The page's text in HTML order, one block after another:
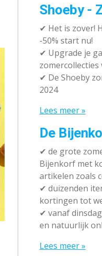
Shoeby -
✔ Het is zover!
-50% start nu!
✔ Upgrade je
✔ De Shoeby
2024
Lees meer »
De
✔ de grote
Bijenkorf met
artikelen zoals
✔ duizenden
kortingen tot
✔ vanaf
en natuurlijk
Lees meer »